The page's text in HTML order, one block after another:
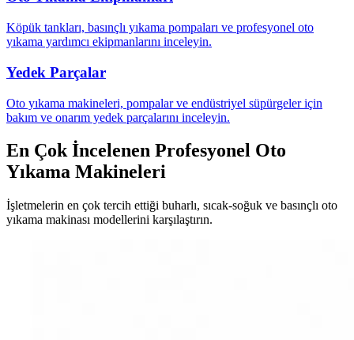
Köpük tankları, basınçlı yıkama pompaları ve profesyonel oto
yıkama yardımcı ekipmanlarını inceleyin.
Yedek Parçalar
Oto yıkama makineleri, pompalar ve endüstriyel süpürgeler için
bakım ve onarım yedek parçalarını inceleyin.
En Çok İncelenen Profesyonel Oto
Yıkama Makineleri
İşletmelerin en çok tercih ettiği buharlı, sıcak-soğuk ve basınçlı oto
yıkama makinası modellerini karşılaştırın.